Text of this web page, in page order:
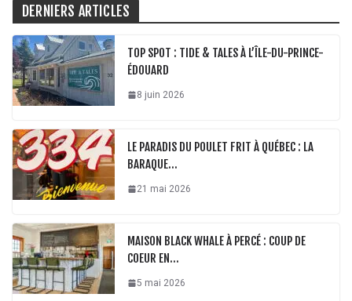
DERNIERS ARTICLES
TOP SPOT : TIDE & TALES À L’ÎLE-DU-PRINCE-
ÉDOUARD
8 juin 2026
LE PARADIS DU POULET FRIT À QUÉBEC : LA
BARAQUE…
21 mai 2026
MAISON BLACK WHALE À PERCÉ : COUP DE
COEUR EN…
5 mai 2026